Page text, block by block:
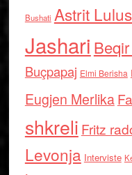
Bushati Astrit
Jashari
Buçpapaj Elmi Berisha
Eugjen Merlika
shkreli Fritz
Levonja Interviste